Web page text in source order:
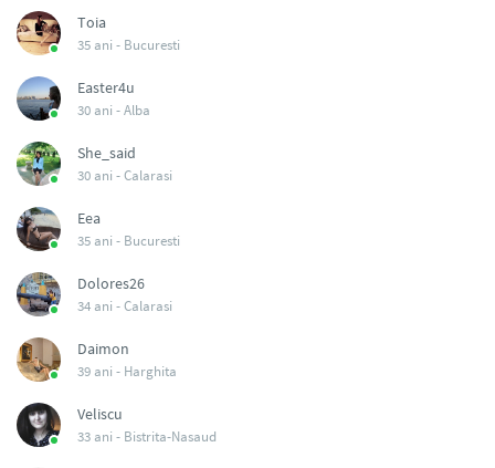
Toia
35 ani - Bucuresti
Easter4u
30 ani -Alba
She_said
30 ani -Calarasi
Eea
35 ani - Bucuresti
Dolores26
34 ani -Calarasi
Daimon
39 ani - Harghita
Veliscu
33 ani - Bistrita-Nasaud